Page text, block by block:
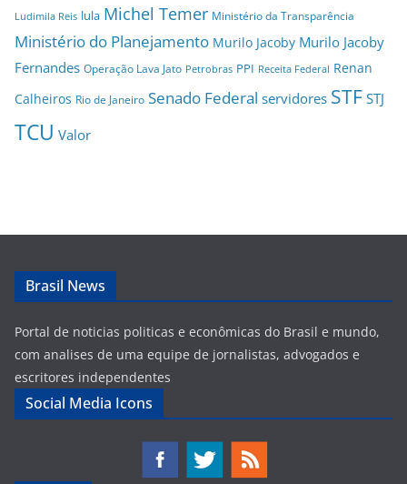
Ludimila Reis lula Michel Temer Ministério da Transparência
Ministério do Planejamento Murilo Jacoby Murilo Jacoby
Fernandes Operação Lava Jato Petrobras PPI Receita Federal Renan
Calheiros Rio de Janeiro Senado Federal servidores STF STJ
TCU Valor
Brasil News
Portal de noticias politicas e econômicas do Brasil e mundo,
com analises de uma equipe de jornalistas, advogados e
escritores independentes
Social Media Icons